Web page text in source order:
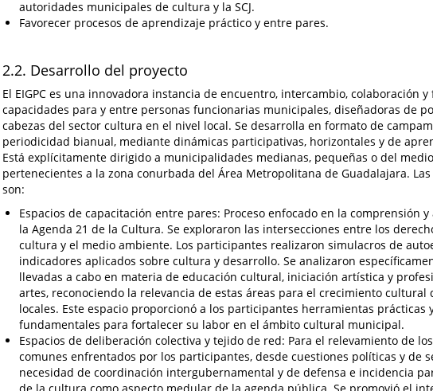
autoridades municipales de cultura y la SCJ.
Favorecer procesos de aprendizaje práctico y entre pares.
2.2. Desarrollo del proyecto
El EIGPC es una innovadora instancia de encuentro, intercambio, colaboración
capacidades para y entre personas funcionarias municipales, diseñadoras de
cabezas del sector cultura en el nivel local. Se desarrolla en formato de
periodicidad bianual, mediante dinámicas participativas, horizontales y de
Está explícitamente dirigido a municipalidades medianas, pequeñas o del
pertenecientes a la zona conurbada del Área Metropolitana de Guadalajara.
son:
Espacios de capacitación entre pares: Proceso enfocado en la comprensión
la Agenda 21 de la Cultura. Se exploraron las intersecciones entre los
cultura y el medio ambiente. Los participantes realizaron simulacros de
indicadores aplicados sobre cultura y desarrollo. Se analizaron
llevadas a cabo en materia de educación cultural, iniciación artística y
artes, reconociendo la relevancia de estas áreas para el crecimiento cultural
locales. Este espacio proporcionó a los participantes herramientas prácticas
fundamentales para fortalecer su labor en el ámbito cultural municipal.
Espacios de deliberación colectiva y tejido de red: Para el relevamiento de
comunes enfrentados por los participantes, desde cuestiones políticas y de
necesidad de coordinación intergubernamental y de defensa e incidencia